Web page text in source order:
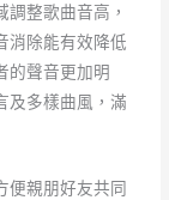
整歌曲音高，
消除能有效降低
的聲音更加明
及多樣曲風，滿
便親朋好友共同